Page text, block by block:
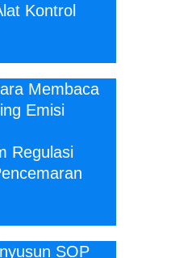
Kontrol
Membaca
Emisi
Regulasi
SOP